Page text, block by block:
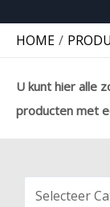
HOME
U kunt hier alle
producten met